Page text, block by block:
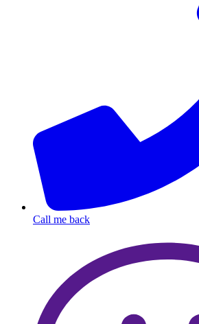
Call me back